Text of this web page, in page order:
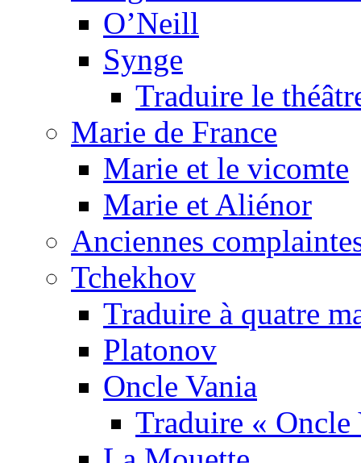
O’Neill
Synge
Traduire le
Marie de France
Marie et le vicomte
Marie et Aliénor
Anciennes
Tchekhov
Traduire à quatre
Platonov
Oncle Vania
Traduire « Oncle